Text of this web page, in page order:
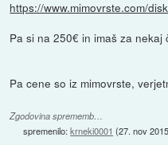
https://www.mimovrste.com/
Pa si na 250€ in imaš za nekaj
Pa cene so iz mimovrste,
Zgodovina sprememb…
spremenilo:krneki0001 (27. nov